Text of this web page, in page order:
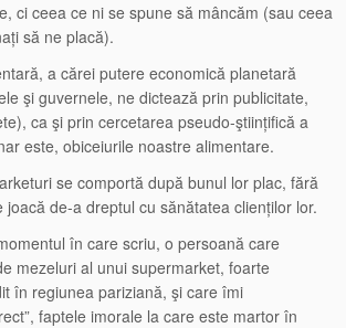
ci ceea ce ni se spune să mâncăm (sau ceea
să ne placă).
a cărei putere economică planetară
şi guvernele, ne dictează prin publicitate,
ca şi prin cercetarea pseudo-ştiințifică a
este, obiceiurile noastre alimentare.
se comportă după bunul lor plac, fără
joacă de-a dreptul cu sănătatea clienților lor.
în care scriu, o persoană care
mezeluri al unui supermarket, foarte
în regiunea pariziană, şi care îmi
faptele imorale la care este martor în